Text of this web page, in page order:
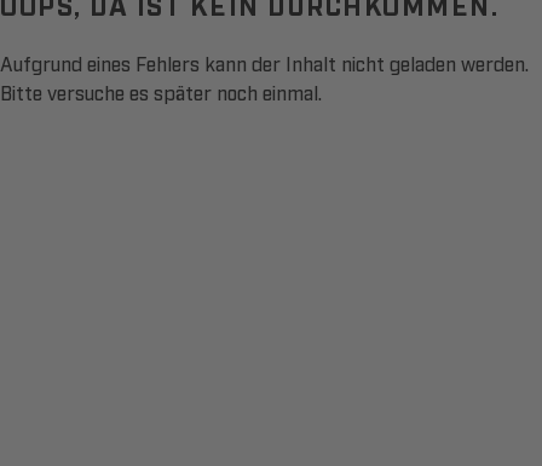
Aufgrund eines Fehlers kann der Inhalt nicht geladen werden.
Bitte versuche es später noch einmal.